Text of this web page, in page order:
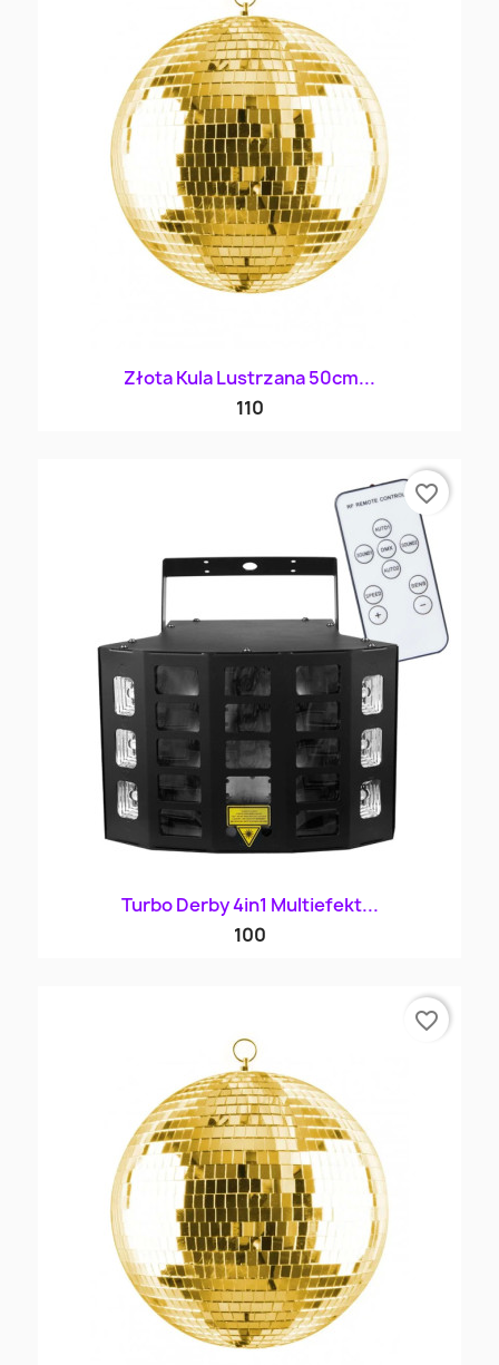
Złota Kula Lustrzana 50cm...
110
Turbo Derby 4in1 Multiefekt...
100
favorite_border
favorite_border